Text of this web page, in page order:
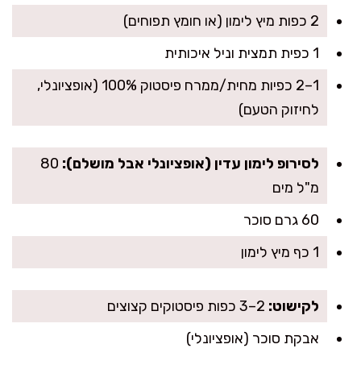
2 כפות מיץ לימון (או חומץ תפוחים)
1 כפית תמצית וניל איכותית
1–2 כפיות מחית/ממרח פיסטוק 100% (אופציונלי,
לחיזוק הטעם)
לסירופ לימון עדין (אופציונלי אבל מושלם): 80
מ"ל מים
60 גרם סוכר
1 כף מיץ לימון
לקישוט:
אבקת סוכר (אופציונלי)